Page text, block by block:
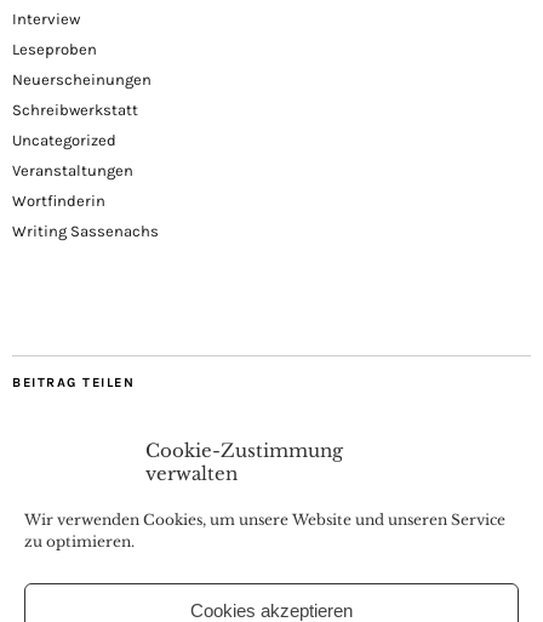
Cookie-Zustimmung
verwalten
Wir verwenden Cookies, um unsere Website und unseren Service
zu optimieren.
Cookies akzeptieren
Interview
Leseproben
Neuerscheinungen
Schreibwerkstatt
Uncategorized
Veranstaltungen
Wortfinderin
Writing Sassenachs
BEITRAG TEILEN
Coaching, Webinare, Buchvorstellungen & Interviews